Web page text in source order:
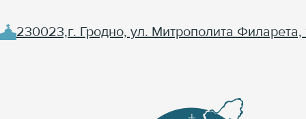
230023,г. Гродно, ул. Митрополита Филарета,